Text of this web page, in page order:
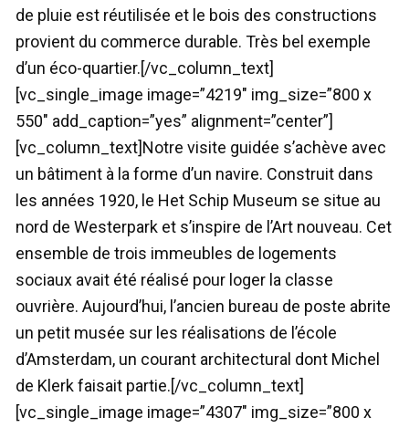
de pluie est réutilisée et le bois des constructions
provient du commerce durable. Très bel exemple
d’un éco-quartier.[/vc_column_text]
[vc_single_image image=”4219″ img_size=”800 x
550″ add_caption=”yes” alignment=”center”]
[vc_column_text]Notre visite guidée s’achève avec
un bâtiment à la forme d’un navire. Construit dans
les années 1920, le Het Schip Museum se situe au
nord de Westerpark et s’inspire de l’Art nouveau. Cet
ensemble de trois immeubles de logements
sociaux avait été réalisé pour loger la classe
ouvrière. Aujourd’hui, l’ancien bureau de poste abrite
un petit musée sur les réalisations de l’école
d’Amsterdam, un courant architectural dont Michel
de Klerk faisait partie.[/vc_column_text]
[vc_single_image image=”4307″ img_size=”800 x